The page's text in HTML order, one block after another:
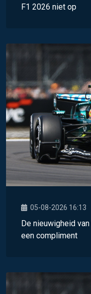
F1 2026 niet op
05-08-2026 16:13
De nieuwigheid
een compliment